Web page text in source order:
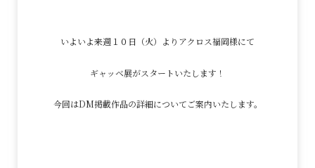
いよいよ来週１０日（火）よりアクロス福岡様にて
ギャッベ展がスタートいたします！
今回はDM掲載作品の詳細についてご案内いたします。